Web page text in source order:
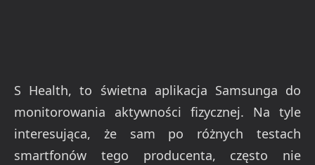
S Health, to świetna aplikacja Samsunga do
monitorowania aktywności fizycznej. Na tyle
interesująca, że sam po różnych testach
smartfonów tego producenta, często nie